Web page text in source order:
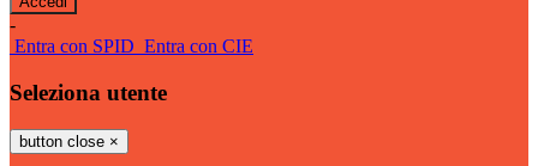
-
Entra con SPID Entra con CIE
Seleziona utente
button close ×